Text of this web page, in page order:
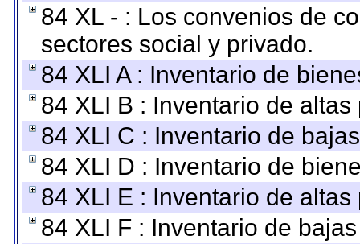
84 XL - : Los convenios de
sectores social y privado.
84 XLI A : Inventario de
84 XLI B : Inventario de
84 XLI C : Inventario de
84 XLI D : Inventario de
84 XLI E : Inventario de
84 XLI F : Inventario de